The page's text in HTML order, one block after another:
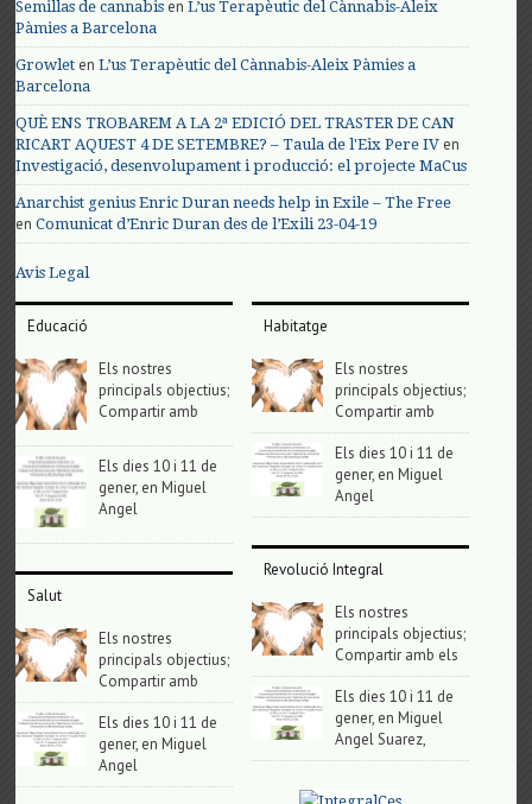
Semillas de cannabis enL’us Terapèutic del Cànnabis-Aleix
Pàmies a Barcelona
Growlet enL’us Terapèutic del Cànnabis-Aleix Pàmies a
Barcelona
QUÈ ENS TROBAREM A LA 2ª EDICIÓ DEL TRASTER DE CAN
RICART AQUEST 4 DE SETEMBRE? – Taula de l'Eix Pere IV en
Investigació, desenvolupament i producció: el projecte MaCus
Anarchist genius Enric Duran needs help in Exile – The Free
enComunicat d’Enric Duran des de l’Exili 23-04-19
Avis Legal
Educació
Els nostres
principals objectius;
Compartir amb
Els dies 10 i 11 de
gener, en Miguel
Angel
Salut
Els nostres
principals objectius;
Compartir amb
Els dies 10 i 11 de
gener, en Miguel
Angel
Habitatge
Els nostres
principals objectius;
Compartir amb
Els dies 10 i 11 de
gener, en Miguel
Angel
Revolució Integral
Els nostres
principals objectius;
Compartir amb els
Els dies 10 i 11 de
gener, en Miguel
Angel Suarez,